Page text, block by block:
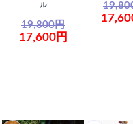
ル
19,800円
17,600円